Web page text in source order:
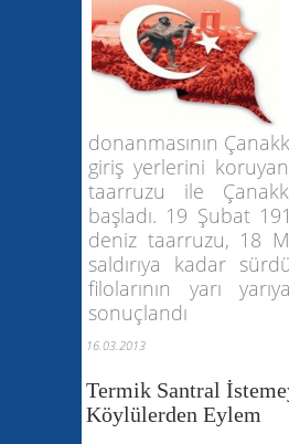
donanmasının
giriş yerlerini
taarruzu ile
başladı. 19 Şubat
deniz taarruzu, 18
saldırıya kadar
filolarının yarı
sonuçlandı
16.03.2013
Termik Santral
Köylülerden Eylem